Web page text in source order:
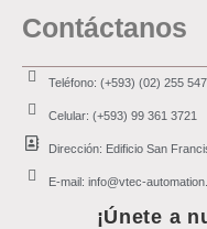
Contáctanos
Teléfono: (+593) (02) 255
Celular: (+593) 99 361 3721
Dirección: Edificio San
E-mail: info@vtec-
¡Únete a